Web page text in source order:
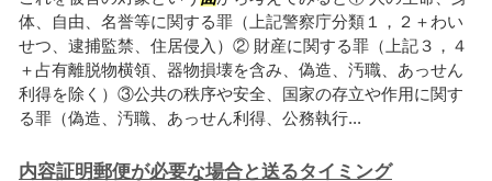
体、自由、名誉等に関する罪（上記警察庁分類１，２＋わい
せつ、逮捕監禁、住居侵入）② 財産に関する罪（上記３，４
＋占有離脱物横領、器物損壊を含み、偽造、汚職、あっせん
利得を除く）③公共の秩序や安全、国家の存立や作用に関す
る罪（偽造、汚職、あっせん利得、公務執行...
内容証明郵便が必要な場合と送るタイミング